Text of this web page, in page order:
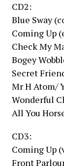
CD2:
Blue Sway
Coming Up
Check My
Bogey
Secret
Mr H Atom/
Wonderful
All You
CD3:
Coming Up
Front